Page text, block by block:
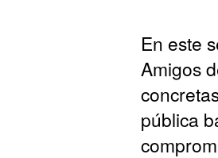
En este
Amigos
pública